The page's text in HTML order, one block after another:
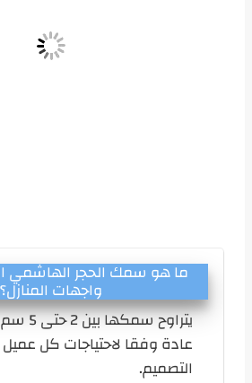
ما هو سمك الحجر الهاشمي
واجهات المنازل؟
يتراوح
عادة وفقا لاحتياجات كل
التصميم.